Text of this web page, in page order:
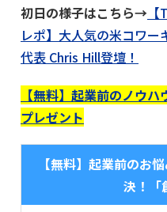
初日の様子はこちら→
レポ】大人気の米コワ
代表 Chris Hill登壇！
【無料】起業前のノウ
プレゼント
【無料】起業前のお
決！「